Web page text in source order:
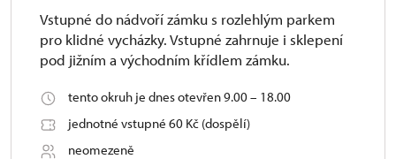
Vstupné do nádvoří zámku s rozlehlým parkem
pro klidné vycházky. Vstupné zahrnuje i sklepení
pod jižním a východním křídlem zámku.
tento okruh je dnes otevřen 9.00 – 18.00
jednotné vstupné 60 Kč (dospělí)
neomezeně